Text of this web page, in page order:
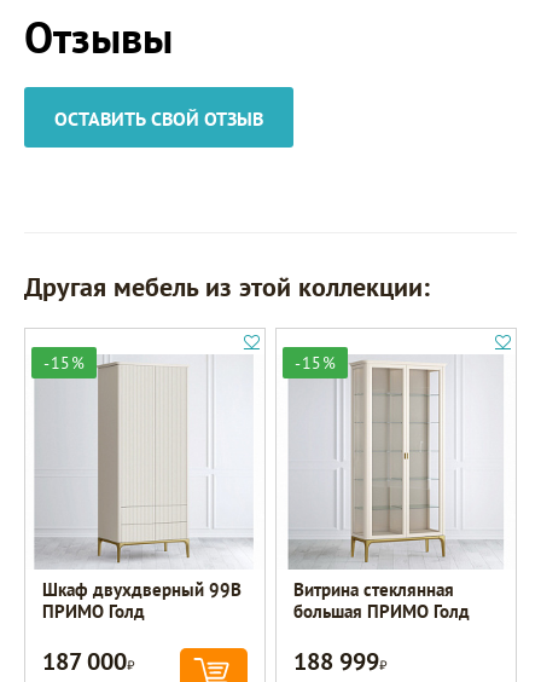
Отзывы
ОСТАВИТЬ СВОЙ ОТЗЫВ
Другая мебель из этой коллекции:
-15%
Шкаф двухдверный 99B
ПРИМО Голд
187 000Р
-15%
Витрина стеклянная
большая ПРИМО Голд
188 999Р